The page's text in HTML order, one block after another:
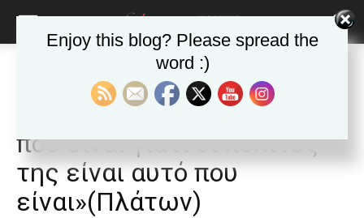
Άρθρα
Άρθρα Δημοφιλή άρθρα
«Αυτή η πόλη είναι αυτό
που είναι γιατί οι πολίτες
της είναι αυτό που
είναι»(Πλάτων)
Enjoy this blog? Please spread the
word :)